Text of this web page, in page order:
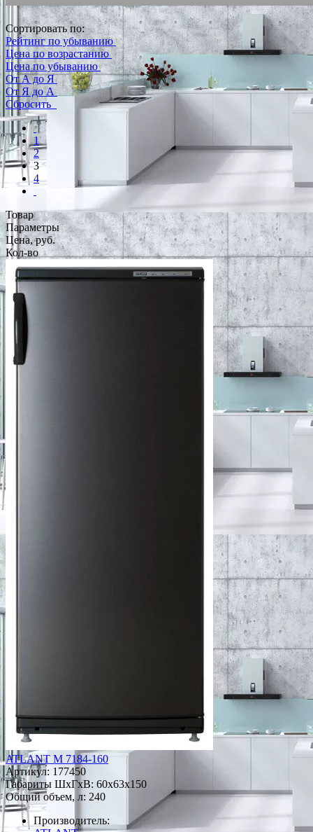
Сортировать по:
Рейтинг по убыванию
Цена по возрастанию
Цена по убыванию
От А до Я
От Я до А
Сбросить
1
2
3
4
Товар
Параметры
Цена, руб.
Кол-во
ATLANT М 7184-160
Артикул: 177450
Габариты ШxГxВ: 60x63x150
Общий объем, л: 240
Производитель: